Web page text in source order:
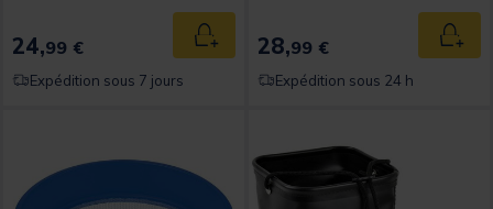
24,99 € Ajouter au panier
Expédition sous 7 jours
28,99 €
Expédition sous 24 h